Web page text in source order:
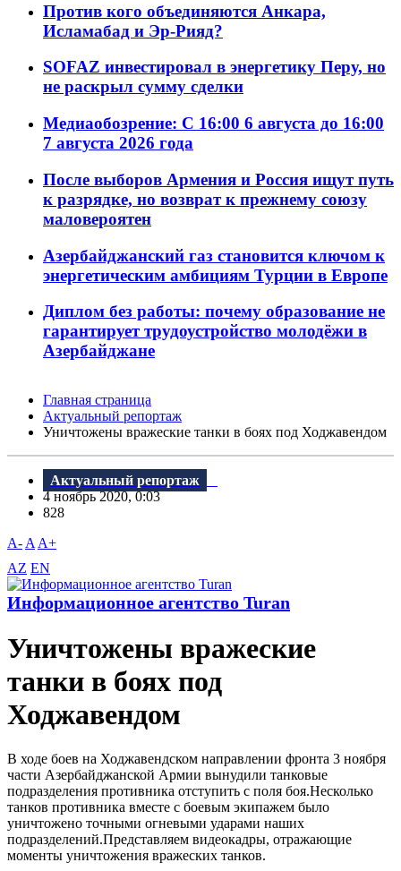
Против кого объединяются Анкара,
Исламабад и Эр-Рияд?
SOFAZ инвестировал в энергетику Перу, но
не раскрыл сумму сделки
Медиаобозрение: С 16:00 6 августа до 16:00
7 августа 2026 года
После выборов Армения и Россия ищут путь
к разрядке, но возврат к прежнему союзу
маловероятен
Азербайджанский газ становится ключом к
энергетическим амбициям Турции в Европе
Диплом без работы: почему образование не
гарантирует трудоустройство молодёжи в
Азербайджане
Главная страница
Актуальный репортаж
Уничтожены вражеские танки в боях под Ходжавендом
Актуальный репортаж
4 ноябрь 2020, 0:03
828
A- A A+
AZ EN
Информационное агентство Turan
Уничтожены вражеские
танки в боях под
Ходжавендом
В ходе боев на Ходжавендском направлении фронта 3 ноября
части Азербайджанской Армии вынудили танковые
подразделения противника отступить с поля боя.Несколько
танков противника вместе с боевым экипажем было
уничтожено точными огневыми ударами наших
подразделений.Представляем видеокадры, отражающие
моменты уничтожения вражеских танков.